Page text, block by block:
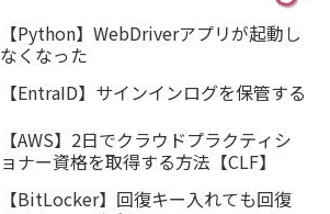
【Python】WebDriverアプリが起動し
なくなった
【EntraID】サインインログを保管する
【AWS】2日でクラウドプラクティシ
ョナー資格を取得する方法【CLF】
【BitLocker】回復キー入れても回復